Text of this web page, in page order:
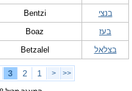
בנצי
Bentzi
בעז
Boaz
בצלאל
Betzalel
<<
<
1
2
3